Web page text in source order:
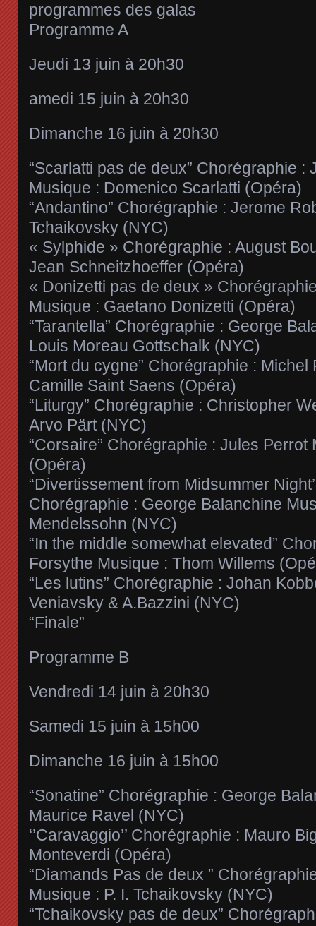
programmes des galas
Programme A
Jeudi 13 juin à 20h30
amedi 15 juin à 20h30
Dimanche 16 juin à 20h30
“Scarlatti pas de deux” Chorégraphie :
Musique : Domenico Scarlatti (Opéra)
“Andantino” Chorégraphie : Jerome
Tchaikovsky (NYC)
« Sylphide » Chorégraphie : August
Jean Schneitzhoeffer (Opéra)
« Donizetti pas de deux »
Musique : Gaetano Donizetti (Opéra)
“Tarantella” Chorégraphie : George
Louis Moreau Gottschalk (NYC)
“Mort du cygne” Chorégraphie :
Camille Saint Saens (Opéra)
“Liturgy” Chorégraphie : Christopher
Arvo Pärt (NYC)
“Corsaire” Chorégraphie : Jules Perrot
(Opéra)
“Divertissement from Midsummer
Chorégraphie : George Balanchine
Mendelssohn (NYC)
“In the middle somewhat elevated”
Forsythe Musique : Thom Willems
“Les lutins” Chorégraphie : Johan
Veniavsky & A.Bazzini (NYC)
“Finale”
Programme B
Vendredi 14 juin à 20h30
Samedi 15 juin à 15h00
Dimanche 16 juin à 15h00
“Sonatine” Chorégraphie : George
Maurice Ravel (NYC)
‘’Caravaggio’’ Chorégraphie : Mauro
Monteverdi (Opéra)
“Diamands Pas de deux ”
Musique : P. I. Tchaikovsky (NYC)
“Tchaikovsky pas de deux”